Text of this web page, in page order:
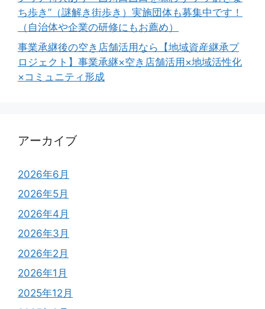
ち歩き”（謎解き街歩き）実施団体も募集中です！
（自治体や企業の研修にもお薦め）
事業承継後の空き店舗活用なら【地域資産継承プ
ロジェクト】事業承継×空き店舗活用×地域活性化
×コミュニティ形成
アーカイブ
2026年6月
2026年5月
2026年4月
2026年3月
2026年2月
2026年1月
2025年12月